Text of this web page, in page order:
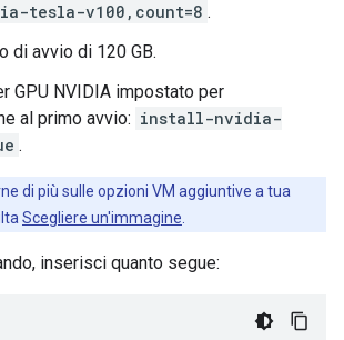
tesla-v100,count=8 .
di avvio di 120 GB.
GPU NVIDIA impostato per
al primo avvio: install-nvidia-
.
di più sulle opzioni VM aggiuntive a tua
Scegliere un'immagine
inserisci quanto segue: